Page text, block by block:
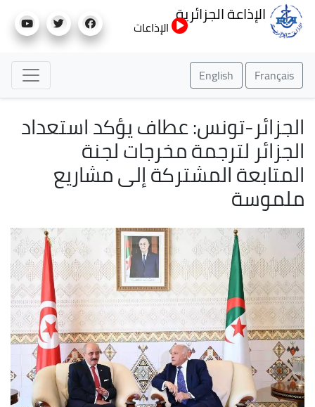
إلى
الإذاعة الجزائرية
الإذاعات
Français
English
الجزائر-تونس: عطاف يؤكد استعداد
الجزائر لترجمة مخرجات لجنة
المتابعة المشتركة إلى مشاريع
ملموسة